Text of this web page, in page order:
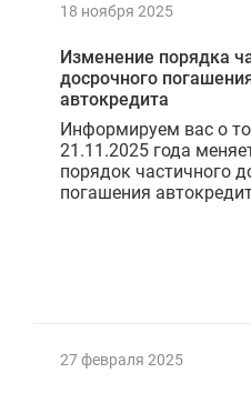
18 ноября 2025
Изменение порядка
досрочного
автокредита
Информируем вас о
21.11.2025 года
порядок частичного
погашения
27 февраля 2025